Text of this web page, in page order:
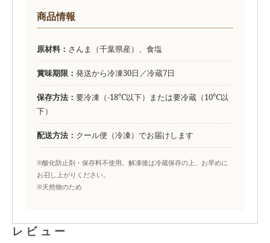
商品情報
原材料： さんま（千葉県産）、食塩
賞味期限： 発送から冷凍30日／冷蔵7日
保存方法： 要冷凍（-18℃以下）または要冷蔵（10℃以
下）
配送方法： クール便（冷凍）でお届けします
※酸化防止剤・保存料不使用。解凍後は冷蔵保存の上、お早めに
お召し上がりください。
※天然物のため
レビュー